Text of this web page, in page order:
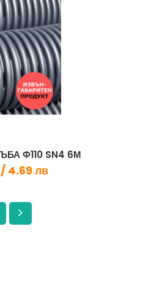
Ф110 SN4 6М
4.69 лв